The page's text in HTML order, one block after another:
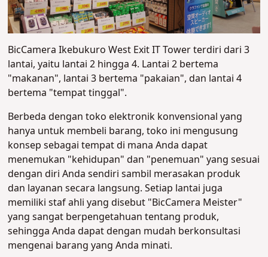
BicCamera Ikebukuro West Exit IT Tower terdiri dari 3
lantai, yaitu lantai 2 hingga 4. Lantai 2 bertema
"makanan", lantai 3 bertema "pakaian", dan lantai 4
bertema "tempat tinggal".
Berbeda dengan toko elektronik konvensional yang
hanya untuk membeli barang, toko ini mengusung
konsep sebagai tempat di mana Anda dapat
menemukan "kehidupan" dan "penemuan" yang sesuai
dengan diri Anda sendiri sambil merasakan produk
dan layanan secara langsung. Setiap lantai juga
memiliki staf ahli yang disebut "BicCamera Meister"
yang sangat berpengetahuan tentang produk,
sehingga Anda dapat dengan mudah berkonsultasi
mengenai barang yang Anda minati.